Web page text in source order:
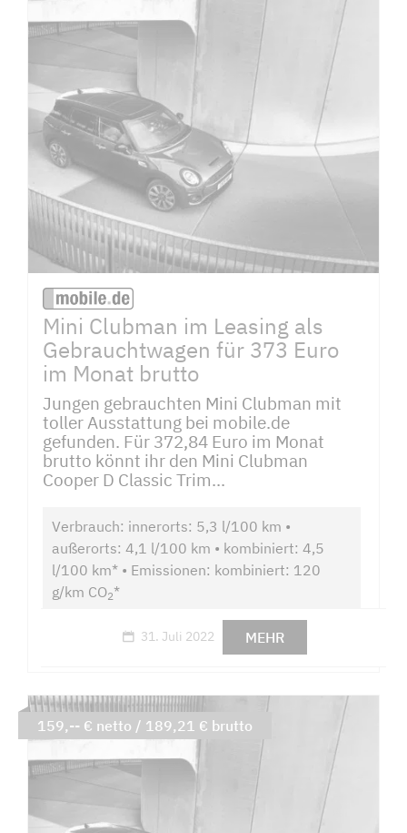
Mini Clubman im Leasing als
Gebrauchtwagen für 373 Euro
im Monat brutto
Jungen gebrauchten Mini Clubman mit
toller Ausstattung bei mobile.de
gefunden. Für 372,84 Euro im Monat
brutto könnt ihr den Mini Clubman
Cooper D Classic Trim...
Verbrauch: innerorts: 5,3 l/100 km •
außerorts: 4,1 l/100 km • kombiniert: 4,5
l/100 km* • Emissionen: kombiniert: 120
g/km CO2*
31. Juli 2022 MEHR
159,-- € netto / 189,21 € brutto